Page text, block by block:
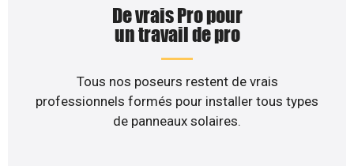
De vrais Pro pour
un travail de pro
Tous nos poseurs restent de vrais
professionnels formés pour installer tous types
de panneaux solaires.